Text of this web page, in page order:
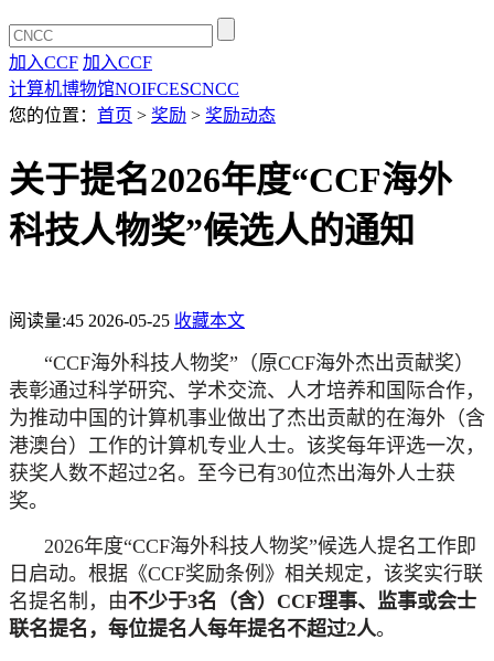
加入CCF 加入CCF
计算机博物馆NOIFCESCNCC
您的位置： 首页 > 奖励 > 奖励动态
关于提名2026年度“CCF海外
科技人物奖”候选人的通知
阅读量:45 2026-05-25 收藏本文
“CCF海外科技人物奖”（原CCF海外杰出贡献奖）
表彰通过科学研究、学术交流、人才培养和国际合作，
为推动中国的计算机事业做出了杰出贡献的在海外（含
港澳台）工作的计算机专业人士。该奖每年评选一次，
获奖人数不超过2名。至今已有30位杰出海外人士获
奖。
2026年度“CCF海外科技人物奖”候选人提名工作即
日启动。根据《CCF奖励条例》相关规定，该奖实行联
名提名制，由不少于3名（含）CCF理事、监事或会士
联名提名，每位提名人每年提名不超过2人。